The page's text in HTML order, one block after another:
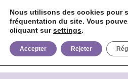
 
Nous utilisons des cookies pour
fréquentation du site. Vous
cliquant sursettings.
Accepter Rejeter